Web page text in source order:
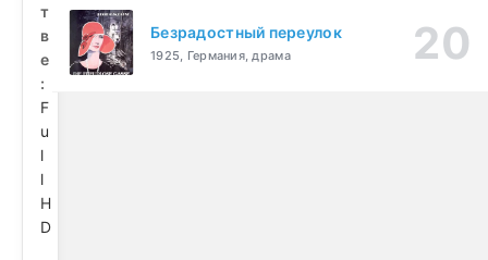
т
в
е
:
F
u
l
l
H
D
Безрадостный переулок
1925, Германия, драма